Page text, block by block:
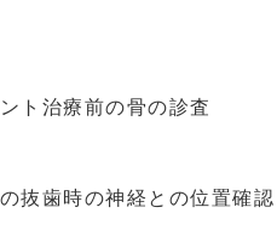
ト治療前の骨の診査
抜歯時の神経との位置確認